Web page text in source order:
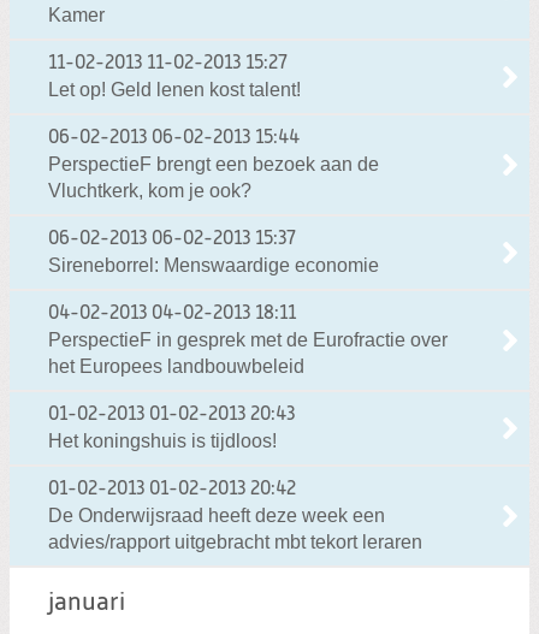
Kamer
11-02-2013 11-02-2013 15:27
Let op! Geld lenen kost talent!
06-02-2013 06-02-2013 15:44
PerspectieF brengt een bezoek aan de
Vluchtkerk, kom je ook?
06-02-2013 06-02-2013 15:37
Sireneborrel: Menswaardige economie
04-02-2013 04-02-2013 18:11
PerspectieF in gesprek met de Eurofractie over
het Europees landbouwbeleid
01-02-2013 01-02-2013 20:43
Het koningshuis is tijdloos!
01-02-2013 01-02-2013 20:42
De Onderwijsraad heeft deze week een
advies/rapport uitgebracht mbt tekort leraren
januari